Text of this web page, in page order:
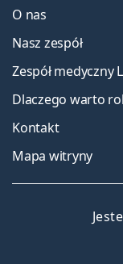
O nas
Nasz zespół
Zespół medyczny
Dlaczego warto
Kontakt
Mapa witryny